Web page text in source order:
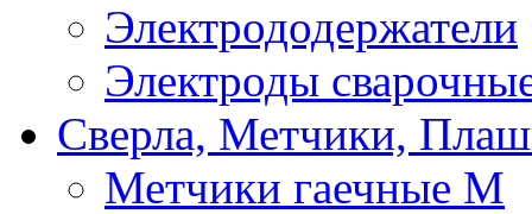
Электрододержатели
Электроды
Сверла, Метчики,
Метчики гаечные М